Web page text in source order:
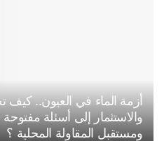
أزمة الماء في العيون.. كيف
والاستثمار إلى أسئلة
ومستقبل المقاولة المحلية ؟